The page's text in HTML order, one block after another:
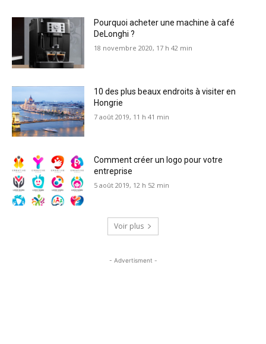
Pourquoi acheter une machine à café
DeLonghi ?
18 novembre 2020, 17 h 42 min
10 des plus beaux endroits à visiter en
Hongrie
7 août 2019, 11 h 41 min
Comment créer un logo pour votre
entreprise
5 août 2019, 12 h 52 min
Voir plus
- Advertisment -